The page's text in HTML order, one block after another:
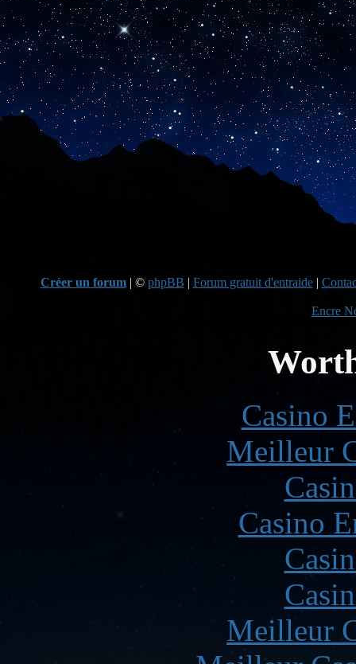
Créer un forum| © phpBB | Forum gratuit d'entraide|
Encre
Casino
Meilleur
Casino
Meilleur